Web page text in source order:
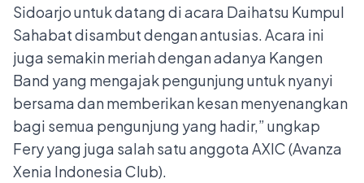
Sidoarjo untuk datang di acara Daihatsu Kumpul
Sahabat disambut dengan antusias. Acara ini
juga semakin meriah dengan adanya Kangen
Band yang mengajak pengunjung untuk nyanyi
bersama dan memberikan kesan menyenangkan
bagi semua pengunjung yang hadir,” ungkap
Fery yang juga salah satu anggota AXIC (Avanza
Xenia Indonesia Club).